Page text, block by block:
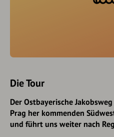
Die Tour
Der Ostbayerische
Prag her kommenden
und führt uns weiter nach